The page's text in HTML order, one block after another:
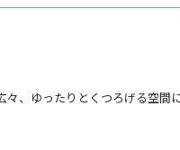
、ゆったりとくつろげる空間